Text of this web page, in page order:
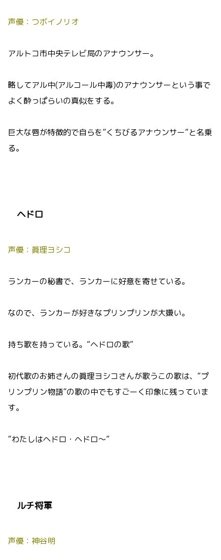
声優：つボイノリオ
アルトコ市中央テレビ局のアナウンサー。
略してアル中(アルコール中毒)のアナウンサーという事で
よく酔っぱらいの真似をする。
巨大な唇が特徴的で自らを”くちびるアナウンサー”と名乗
る。
ヘドロ
声優：眞理ヨシコ
ランカーの秘書で、ランカーに好意を寄せている。
なので、ランカーが好きなプリンプリンが大嫌い。
持ち歌を持っている。“ヘドロの歌”
初代歌のお姉さんの眞理ヨシコさんが歌うこの歌は、“プ
リンプリン物語”の歌の中でもすごーく印象に残っていま
す。
”わたしはヘドロ・ヘドロ～”
ルチ将軍
声優：神谷明